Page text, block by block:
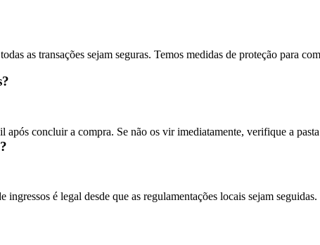
as transações sejam seguras. Temos medidas de proteção para
após concluir a compra. Se não os vir imediatamente, verifique a
ingressos é legal desde que as regulamentações locais sejam